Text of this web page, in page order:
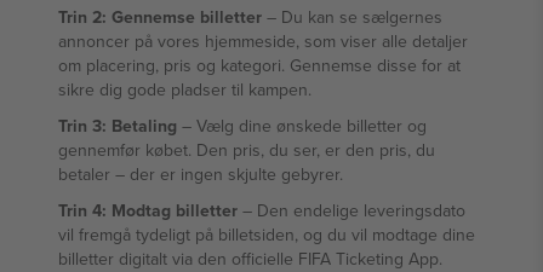
Trin 2: Gennemse billetter – Du kan se sælgernes
annoncer på vores hjemmeside, som viser alle detaljer
om placering, pris og kategori. Gennemse disse for at
sikre dig gode pladser til kampen.
Trin 3: Betaling – Vælg dine ønskede billetter og
gennemfør købet. Den pris, du ser, er den pris, du
betaler – der er ingen skjulte gebyrer.
Trin 4: Modtag billetter – Den endelige leveringsdato
vil fremgå tydeligt på billetsiden, og du vil modtage dine
billetter digitalt via den officielle FIFA Ticketing App.